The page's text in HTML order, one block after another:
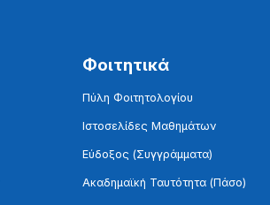
Φοιτητικά
Πύλη Φοιτητολογίου
Ιστοσελίδες Μαθημάτων
Εύδοξος (Συγγράμματα)
Ακαδημαϊκή Ταυτότητα (Πάσο)